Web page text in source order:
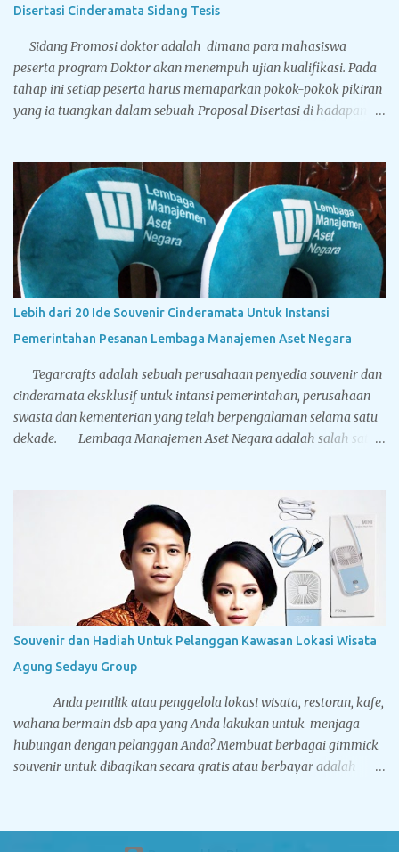
Disertasi Cinderamata Sidang Tesis
Sidang Promosi doktor adalah dimana para mahasiswa
peserta program Doktor akan menempuh ujian kualifikasi. Pada
tahap ini setiap peserta harus memaparkan pokok-pokok pikiran
yang ia tuangkan dalam sebuah Proposal Disertasi di hadapan
ditindaklanjuti menjadi sebuah Disertasi, maka peserta berhak
menyandang titel Kandidat Doktor. Tegarcrafts sebagai
perusahaan spesialis penyedia souvenir untuk instansi
pemerintahan, swasta dan perbankan juga menyediakan
berbagai macam souvenir untuk sidang doktor yang bisa
disesuaikan dengan bugdet dan kebutuhan Anda. Sport vacuum
cup, botol minum stainless steel dinding ganda yang memiliki
dari kaca. Terbuat dari stainless steel BPA free hadir dengan lima
pilihan warna solid: hitam, putih, biru, silver dan gold...
Lebih dari 20 Ide Souvenir Cinderamata Untuk Instansi
Pemerintahan Pesanan Lembaga Manajemen Aset Negara
Tegarcrafts adalah sebuah perusahaan penyedia souvenir dan
cinderamata eksklusif untuk intansi pemerintahan, perusahaan
swasta dan kementerian yang telah berpengalaman selama satu
dekade. Lembaga Manajemen Aset Negara adalah salah satu
souvenir. Dibawah ini adalah foto-foto dari cinderamata
eksklusif yang pernah dikerjakan oleh Tegarcrafts. Silahkan
nikmati aneka gambar dibawah, yang mana mungkin berguna
sebagai referensi Anda sebelum Anda memesan souvenir kepada
kami. Bantal Leher Bahan Yelvo Ada dua jenis standar bahan
untuk membuat bantal leher, yakni Yelvo dan Velboa. Yelvo lebih
halus dan nyaman digunakan. Bantal leher koleksi Tegarcrafts
memiliki dua metode pencetakan logo yaitu printing dan bordir.
Untuk printing kelebihannya logo dan desain Anda lebih...
Souvenir dan Hadiah Untuk Pelanggan Kawasan Lokasi Wisata
Agung Sedayu Group
Anda pemilik atau penggelola lokasi wisata, restoran, kafe,
wahana bermain dsb apa yang Anda lakukan untuk menjaga
hubungan dengan pelanggan Anda? Membuat berbagai gimmick
souvenir untuk dibagikan secara gratis atau berbayar adalah
keterikatan emosional antara bisnis Anda dan customer yang